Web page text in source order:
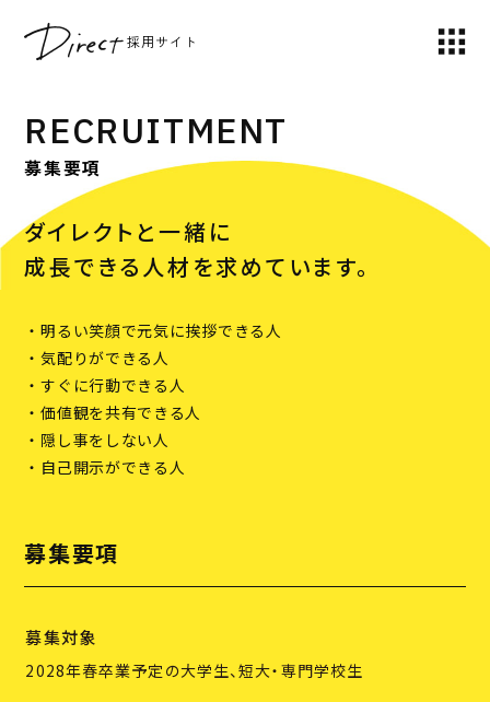
採用サイト
RECRUITMENT
募集要項
ダイレクトと一緒に
成長できる人材を求めています。
・明るい笑顔で元気に挨拶できる人
・気配りができる人
・すぐに行動できる人
・価値観を共有できる人
・隠し事をしない人
・自己開示ができる人
募集要項
募集対象
2028年春卒業予定の大学生、短大・専門学校生